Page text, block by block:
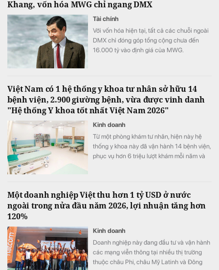
Khang, vốn hóa MWG chỉ ngang DMX
Tài chính
Với vốn hóa hiện tại, tất cả các chuỗi ngoài
DMX chỉ đóng góp tổng cộng chưa đến
16.000 tỷ vào định giá của MWG.
Việt Nam có 1 hệ thống y khoa tư nhân sở hữu 14
bệnh viện, 2.900 giường bệnh, vừa được vinh danh
"Hệ thống Y khoa tốt nhất Việt Nam 2026"
Kinh doanh
Từ một phòng khám tư nhân, hiện này hệ
thống y khoa này đã vận hành 14 bệnh viện,
phục vụ hơn 6 triệu lượt khám mỗi năm và
Một doanh nghiệp Việt thu hơn 1 tỷ USD ở nước
ngoài trong nửa đầu năm 2026, lợi nhuận tăng hơn
120%
Kinh doanh
Doanh nghiệp này đang đầu tư và vận hành
các mạng viễn thông tại nhiều thị trường
thuộc châu Phi, châu Mỹ Latinh và Đông